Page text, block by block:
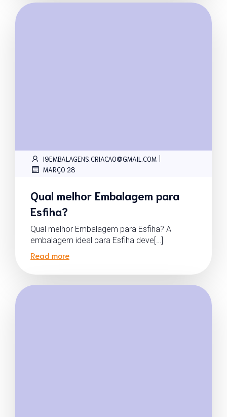
I9EMBALAGENS.CRIACAO@GMAIL.COM |
MARÇO 28
Qual melhor Embalagem para
Esfiha?
Qual melhor Embalagem para Esfiha? A
embalagem ideal para Esfiha deve[…]
Read more